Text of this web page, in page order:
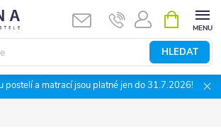
HLEDAT
NÁKUPNÍ
KOŠÍK
postelí a matrací jsou platné jen do 31.7.2026!